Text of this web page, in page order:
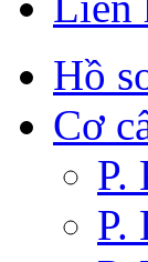
Hồ
Cơ
P.
P.